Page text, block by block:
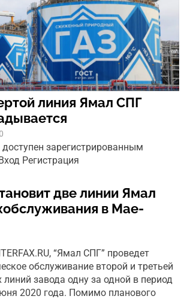
линия Ямал СПГ
зарегистрированным
Регистрация
две линии Ямал
в Мае-
“Ямал СПГ” проведет
обслуживание второй и третьей
линий завода одну за одной в период
2020 года. Помимо планового